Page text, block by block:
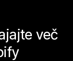
več